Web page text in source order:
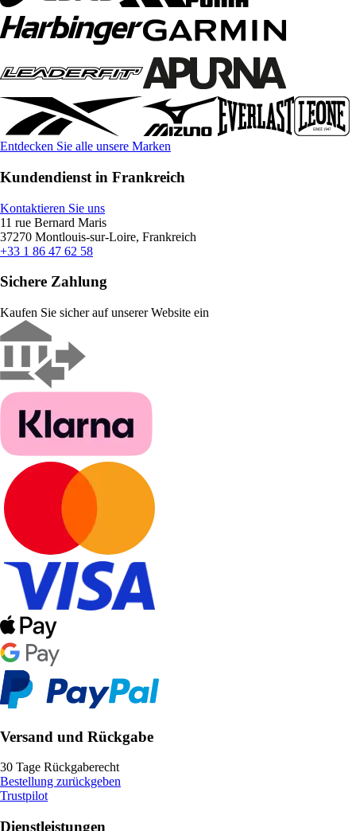
Entdecken Sie alle unsere Marken
Kundendienst in Frankreich
Kontaktieren Sie uns
11 rue Bernard Maris
37270 Montlouis-sur-Loire, Frankreich
+33 1 86 47 62 58
Sichere Zahlung
Kaufen Sie sicher auf unserer Website ein
Versand und Rückgabe
30 Tage Rückgaberecht
Bestellung zurückgeben
Trustpilot
Dienstleistungen